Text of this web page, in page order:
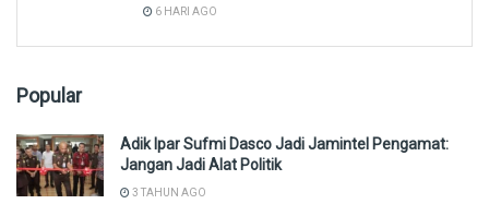
6 HARI AGO
Popular
Adik Ipar Sufmi Dasco Jadi Jamintel Pengamat:
Jangan Jadi Alat Politik
3 TAHUN AGO